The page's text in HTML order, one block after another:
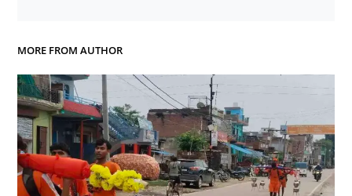
MORE FROM AUTHOR